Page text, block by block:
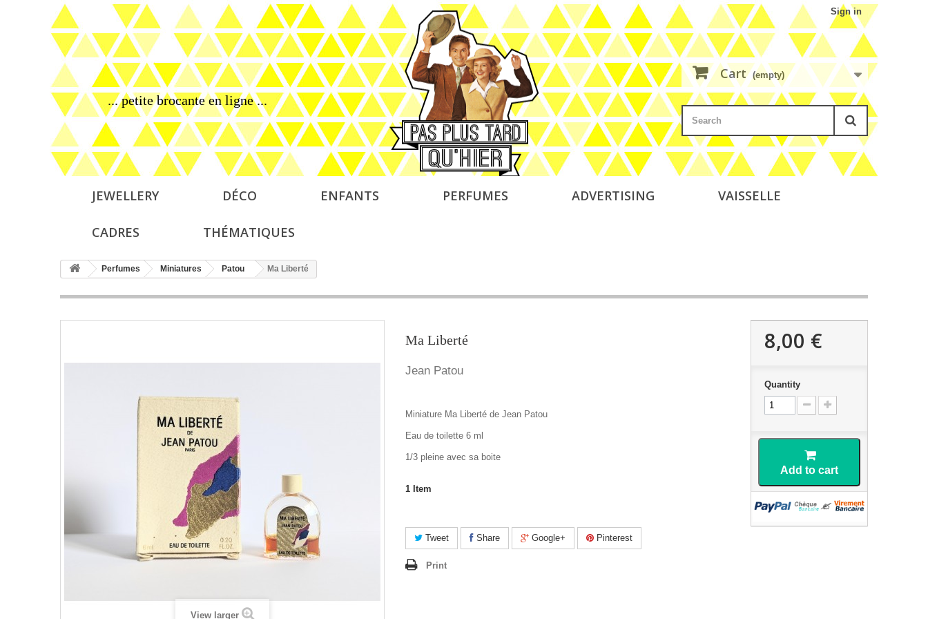
... petite brocante en ligne ...
Sign in
Cart (empty)
JEWELLERY DÉCO ENFANTS PERFUMES ADVERTISING VAISSELLE
CADRES THÉMATIQUES
Perfumes Miniatures Patou Ma Liberté
View larger
Ma Liberté
Jean Patou
Miniature Ma Liberté de Jean Patou
Eau de toilette 6 ml
1/3 pleine avec sa boite
1 Item
Tweet Share Google+ Pinterest
Print
8,00 €
Quantity
Add to cart